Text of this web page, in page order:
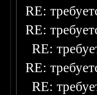
RE:
RE:
RE:
RE:
RE: